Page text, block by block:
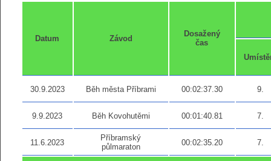
Datum Závod
Dosažený
čas
30.9.2023 Běh města Příbrami 00:02:37.30 9.
9.9.2023 Běh Kovohutěmi 00:01:40.81 7.
11.6.2023
Příbramský
půlmaraton
00:02:35.20 7.